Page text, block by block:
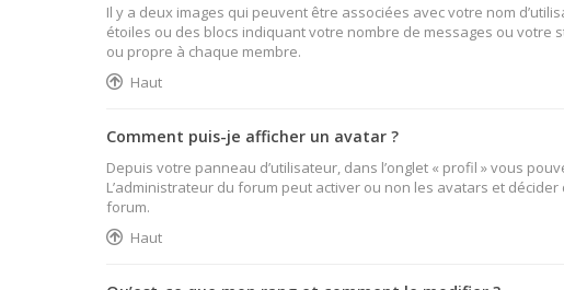
Il y a deux images qui peuvent être associées avec votre nom
étoiles ou des blocs indiquant votre nombre de messages ou votre
ou propre à chaque membre.
Haut
Comment puis-je afficher un avatar ?
Depuis votre panneau d’utilisateur, dans l’onglet « profil » vous
L’administrateur du forum peut activer ou non les avatars et
forum.
Haut